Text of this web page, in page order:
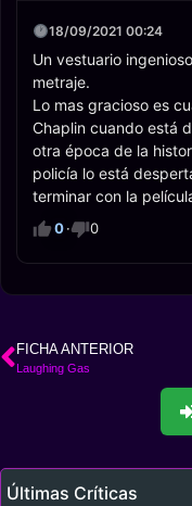
18/09/2021 00:24
Un vestuario
metraje.
Lo mas gracioso es
Chaplin cuando está
otra época de la
policía lo está
terminar con la
0· 0
FICHA ANTERIOR
Laughing Gas
Últimas Críticas